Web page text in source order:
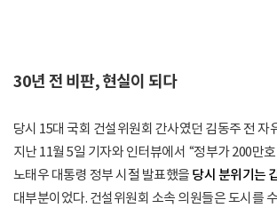
30년 전 비판, 현실이 되다
당시 15대 국회 건설위원회 간사였던 김동주 전 자
지난 11월 5일 기자와 인터뷰에서 “정부가 200만
노태우 대통령 정부 시절 발표했을 당시 분위기는
대부분이었다. 건설위원회 소속 의원들은 도시를